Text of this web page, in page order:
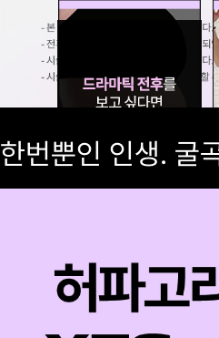
한번뿐인 인생. 굴